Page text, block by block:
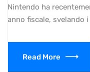
Nintendo ha
anno fiscale, svelando
Read More